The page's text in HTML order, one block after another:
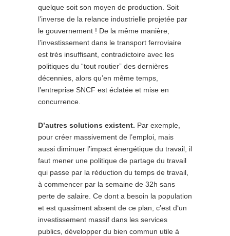
quelque soit son moyen de production. Soit
l’inverse de la relance industrielle projetée par
le gouvernement ! De la même manière,
l’investissement dans le transport ferroviaire
est très insuffisant, contradictoire avec les
politiques du “tout routier” des dernières
décennies, alors qu’en même temps,
l’entreprise SNCF est éclatée et mise en
concurrence.
D’autres solutions existent. Par exemple,
pour créer massivement de l’emploi, mais
aussi diminuer l’impact énergétique du travail, il
faut mener une politique de partage du travail
qui passe par la réduction du temps de travail,
à commencer par la semaine de 32h sans
perte de salaire. Ce dont a besoin la population
et est quasiment absent de ce plan, c’est d‘un
investissement massif dans les services
publics, développer du bien commun utile à